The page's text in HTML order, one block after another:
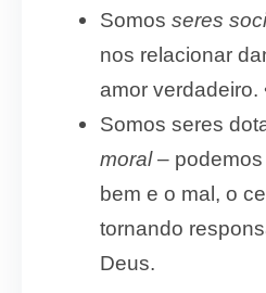
Somos seres
nos relacionar
amor verdadeiro.
Somos seres
moral– podemos
bem e o mal, o
tornando
Deus.